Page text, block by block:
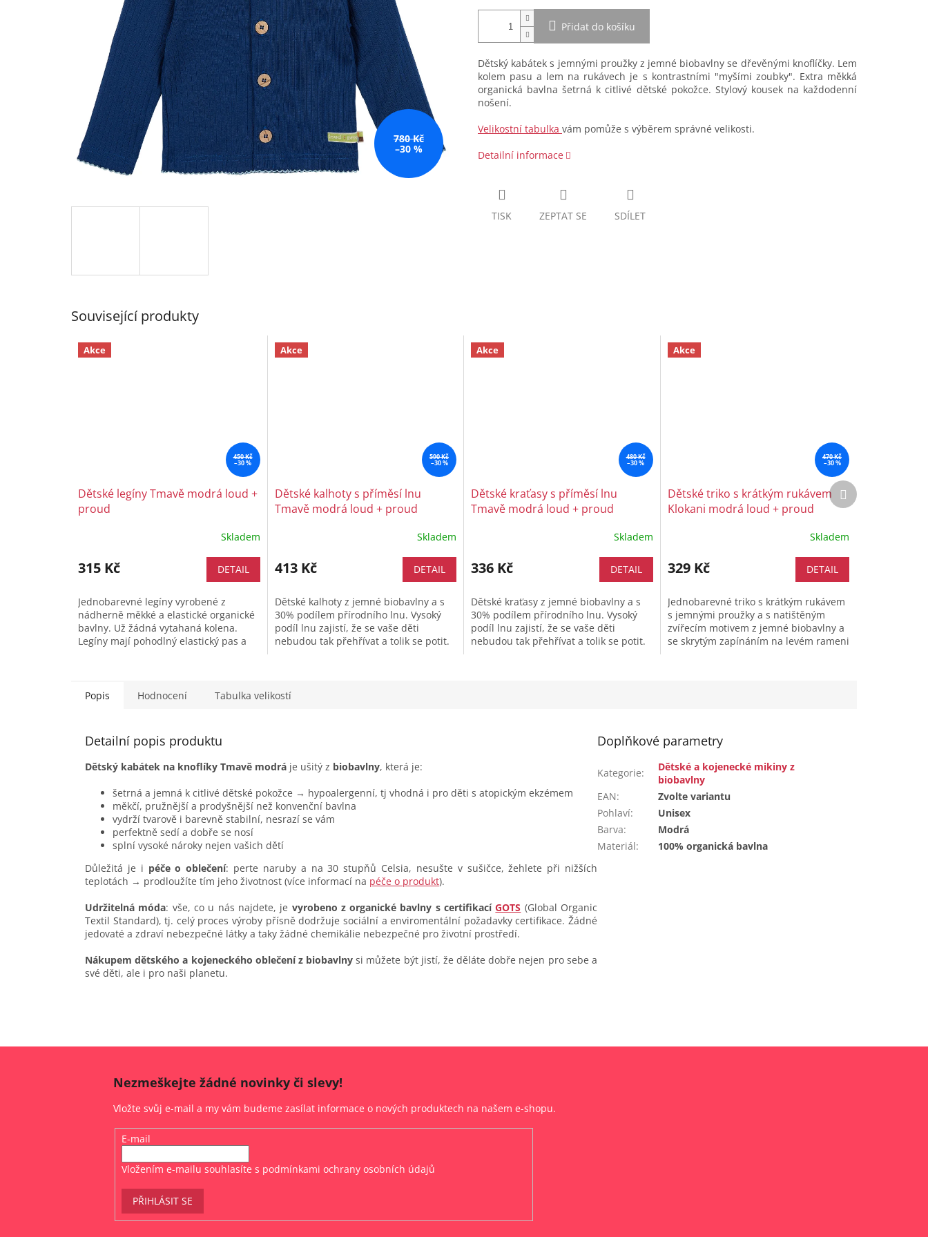
780 Kč
–30 %
Přidat do košíku
Dětský kabátek s jemnými proužky z jemné biobavlny se dřevěnými knoflíčky. Lem
kolem pasu a lem na rukávech je s kontrastními "myšími zoubky". Extra měkká
organická bavlna šetrná k citlivé dětské pokožce. Stylový kousek na každodenní
nošení.
Velikostní tabulka vám pomůže s výběrem správné velikosti.
Detailní informace
TISK ZEPTAT SE SDÍLET
Související produkty
Akce
450 Kč
–30 %
Dětské legíny Tmavě modrá loud +
proud
Skladem
315 Kč DETAIL
Jednobarevné legíny vyrobené z
nádherně měkké a elastické organické
bavlny. Už žádná vytahaná kolena.
Legíny mají pohodlný elastický pas a
Akce
590 Kč
–30 %
Dětské kalhoty s příměsí lnu
Tmavě modrá loud + proud
Skladem
413 Kč DETAIL
Dětské kalhoty z jemné biobavlny a s
30% podílem přírodního lnu. Vysoký
podíl lnu zajistí, že se vaše děti
nebudou tak přehřívat a tolik se potit.
Akce
480 Kč
–30 %
Dětské kraťasy s příměsí lnu
Tmavě modrá loud + proud
Skladem
336 Kč DETAIL
Dětské kraťasy z jemné biobavlny a s
30% podílem přírodního lnu. Vysoký
podíl lnu zajistí, že se vaše děti
nebudou tak přehřívat a tolik se potit.
Akce
470 Kč
–30 %
Dětské triko s krátkým rukávem
Klokani modrá loud + proud
Skladem
329 Kč DETAIL
Jednobarevné triko s krátkým rukávem
s jemnými proužky a s natištěným
zvířecím motivem z jemné biobavlny a
se skrytým zapínáním na levém rameni
Další
produkt
Popis Hodnocení Tabulka velikostí
Detailní popis produktu
Dětský kabátek na knoflíky Tmavě modrá je ušitý z biobavlny, která je:
šetrná a jemná k citlivé dětské pokožce → hypoalergenní, tj vhodná i pro děti s atopickým ekzémem
měkčí, pružnější a prodyšnější než konvenční bavlna
vydrží tvarově i barevně stabilní, nesrazí se vám
perfektně sedí a dobře se nosí
splní vysoké nároky nejen vašich dětí
Důležitá je i péče o oblečení: perte naruby a na 30 stupňů Celsia, nesušte v sušičce, žehlete při nižších
teplotách → prodloužíte tím jeho životnost (více informací na péče o produkt).
Udržitelná móda: vše, co u nás najdete, je vyrobeno z organické bavlny s certifikacíGOTS (Global Organic
Textil Standard), tj. celý proces výroby přísně dodržuje sociální a enviromentální požadavky certifikace. Žádné
jedovaté a zdraví nebezpečné látky a taky žádné chemikálie nebezpečné pro životní prostředí.
Nákupem dětského a kojeneckého oblečení z biobavlny si můžete být jistí, že děláte dobře nejen pro sebe a
své děti, ale i pro naši planetu.
Doplňkové parametry
Kategorie:
Dětské a kojenecké mikiny z
biobavlny
EAN:
Zvolte variantu
Pohlaví:
Unisex
Barva:
Modrá
Materiál: 100% organická bavlna
Nezmeškejte žádné novinky či slevy!
Vložte svůj e-mail a my vám budeme zasílat informace o nových produktech na našem e-shopu.
E-mail
Vložením e-mailu souhlasíte s podmínkami ochrany osobních údajů
PŘIHLÁSIT SE